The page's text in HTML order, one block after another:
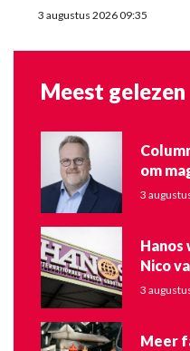
3 augustus 2026 09:35
Meest gelezen
om
3
Hanos
Nico
3
Meer